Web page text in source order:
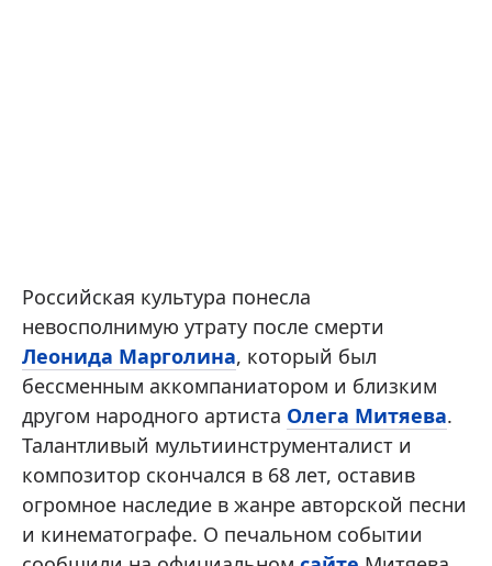
Российская культура понесла
невосполнимую утрату после смерти
Леонида Марголина, который был
бессменным аккомпаниатором и близким
другом народного артиста Олега Митяева.
Талантливый мультиинструменталист и
композитор скончался в 68 лет, оставив
огромное наследие в жанре авторской песни
и кинематографе. О печальном событии